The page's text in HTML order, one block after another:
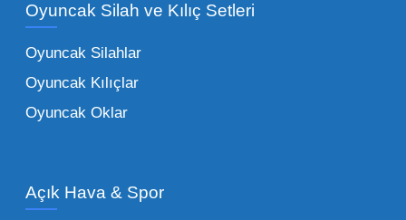
tarafından tercih edilentoptan eğitici
ebeveynlerin son yıllarda en çok satın aldığı
ürün grupları arasında yer almaktadır.
Oyuncak Araçlar:
stok imkanımızla sunulmaktadır.
Oyuncak Silah ve Kılıç Setleri
Oyuncak Silahlar
Oyuncak Kılıçlar
Oyuncak Oklar
Açık Hava & Spor